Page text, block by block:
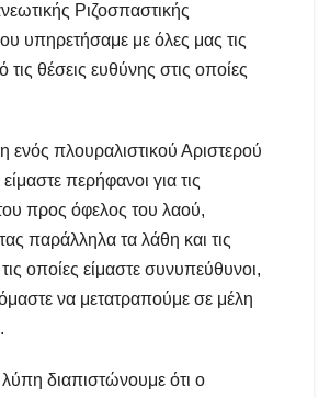
Ριζοσπαστικής
υπηρετήσαμε με όλες μας τις
τις θέσεις ευθύνης στις οποίες
ενός πλουραλιστικού Αριστερού
περήφανοι για τις
προς όφελος του λαού,
παράλληλα τα λάθη και τις
οποίες είμαστε συνυπεύθυνοι,
να μετατραπούμε σε μέλη
διαπιστώνουμε ότι ο